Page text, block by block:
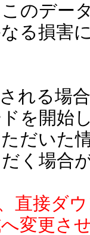
のデー
る損害
れる場
を開始
だいた
く場合
直接ダ
変更さ